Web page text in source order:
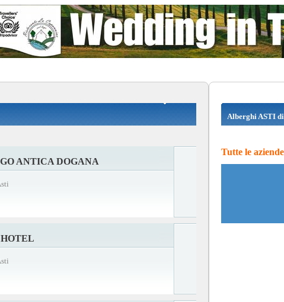
ANTICA DOGANA
Alberghi ASTI
Tutte le aziende